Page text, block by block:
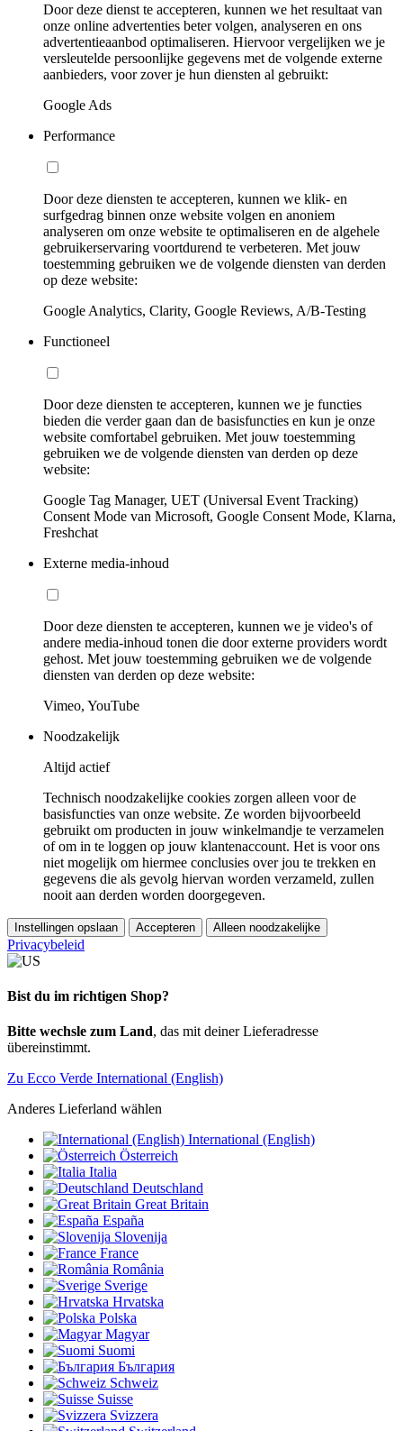
Door deze dienst te accepteren, kunnen we het resultaat van
onze online advertenties beter volgen, analyseren en ons
advertentieaanbod optimaliseren. Hiervoor vergelijken we je
versleutelde persoonlijke gegevens met de volgende externe
aanbieders, voor zover je hun diensten al gebruikt:
Google Ads
Performance
Door deze diensten te accepteren, kunnen we klik- en
surfgedrag binnen onze website volgen en anoniem
analyseren om onze website te optimaliseren en de algehele
gebruikerservaring voortdurend te verbeteren. Met jouw
toestemming gebruiken we de volgende diensten van derden
op deze website:
Google Analytics, Clarity, Google Reviews, A/B-Testing
Functioneel
Door deze diensten te accepteren, kunnen we je functies
bieden die verder gaan dan de basisfuncties en kun je onze
website comfortabel gebruiken. Met jouw toestemming
gebruiken we de volgende diensten van derden op deze
website:
Google Tag Manager, UET (Universal Event Tracking)
Consent Mode van Microsoft, Google Consent Mode, Klarna,
Freshchat
Externe media-inhoud
Door deze diensten te accepteren, kunnen we je video's of
andere media-inhoud tonen die door externe providers wordt
gehost. Met jouw toestemming gebruiken we de volgende
diensten van derden op deze website:
Vimeo, YouTube
Noodzakelijk
Altijd actief
Technisch noodzakelijke cookies zorgen alleen voor de
basisfuncties van onze website. Ze worden bijvoorbeeld
gebruikt om producten in jouw winkelmandje te verzamelen
of om in te loggen op jouw klantenaccount. Het is voor ons
niet mogelijk om hiermee conclusies over jou te trekken en
gegevens die als gevolg hiervan worden verzameld, zullen
nooit aan derden worden doorgegeven.
Instellingen opslaan Accepteren Alleen noodzakelijke
Privacybeleid
Bist du im richtigen Shop?
Bitte wechsle zum Land, das mit deiner Lieferadresse
übereinstimmt.
Zu Ecco Verde International (English)
Anderes Lieferland wählen
International (English)
Österreich
Italia
Deutschland
Great Britain
España
Slovenija
France
România
Sverige
Hrvatska
Polska
Magyar
Suomi
България
Schweiz
Suisse
Svizzera